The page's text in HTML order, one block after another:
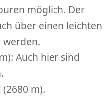
möglich. Der
über einen leichten
werden.
Auch hier sind
m).